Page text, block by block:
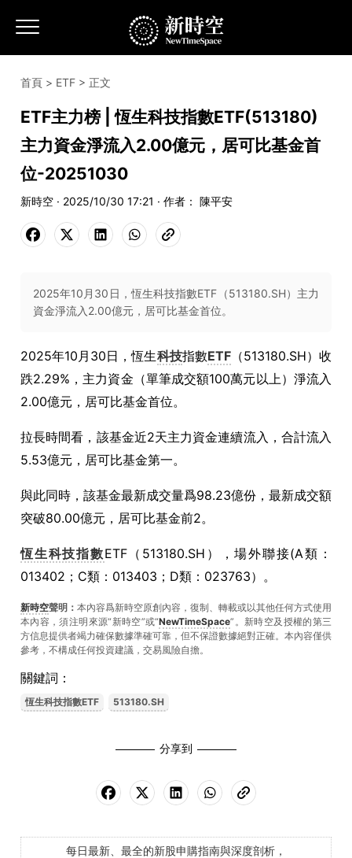
首頁 > ETF > 正文
ETF主力榜 | 恆生科技指數ETF(513180)
主力資金淨流入2.00億元，居可比基金首
位-20251030
新時空 · 2025/10/30 17:21 · 作者： 陳平安
2025年10月30日，恆生科技指數ETF（513180.SH）主力
資金淨流入2.00億元，居可比基金首位。
2025年10月30日，恆生科技指數ETF（513180.SH）收
跌2.29%，主力資金（單筆成交額100萬元以上）淨流入
2.00億元，居可比基金首位。
拉長時間看，該基金近2天主力資金連續流入，合計流入
5.53億元，居可比基金第一。
與此同時，該基金最新成交量爲98.23億份，最新成交額
突破80.00億元，居可比基金前2。
恆生科技指數ETF（513180.SH），場外聯接(A類：
013402；C類：013403；D類：023763）。
新時空聲明： 本內容爲新時空原創內容，復制、轉載或以其他任何方式使用
本內容，須注明來源“新時空”或“NewTimeSpace”。新時空及授權的第三
方信息提供者竭力確保數據準確可靠，但不保證數據絕對正確。本內容僅供
參考，不構成任何投資建議，交易風險自擔。
關鍵詞：
恆生科技指數ETF 513180.SH
分享到
每日最新、最全的新股申購指南與深度剖析，